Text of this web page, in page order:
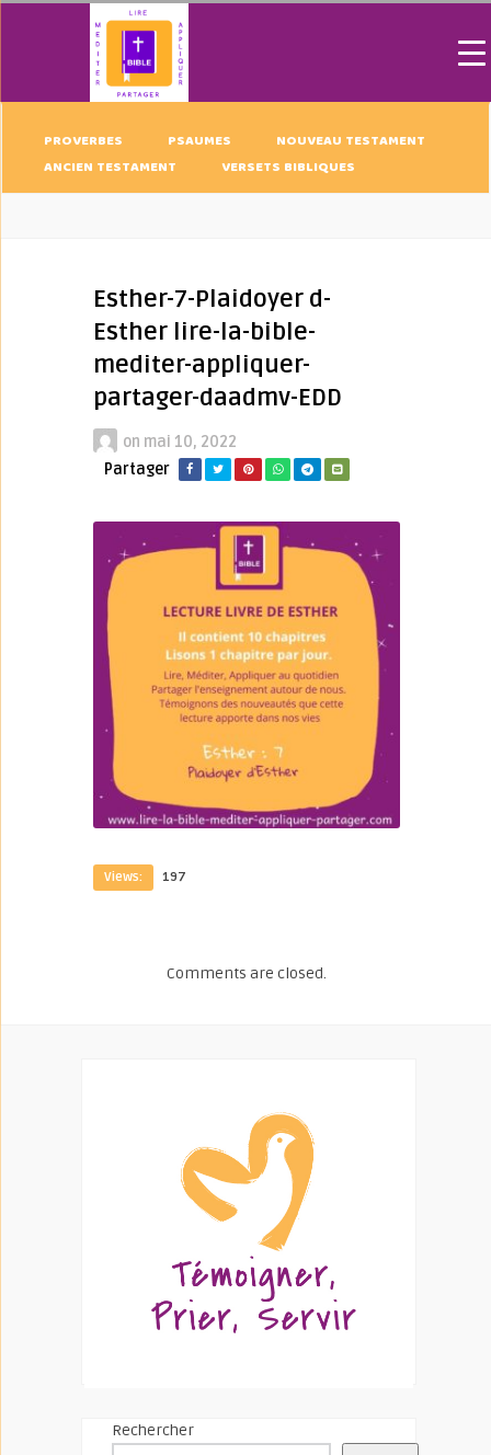
PROVERBES PSAUMES
NOUVEAU TESTAMENT
ANCIEN TESTAMENT
VERSETS BIBLIQUES
Esther-7-Plaidoyer d-
Esther lire-la-bible-
mediter-appliquer-
partager-daadmv-EDD
on mai 10, 2022
Partager
Views: 197
Comments are closed.
Rechercher